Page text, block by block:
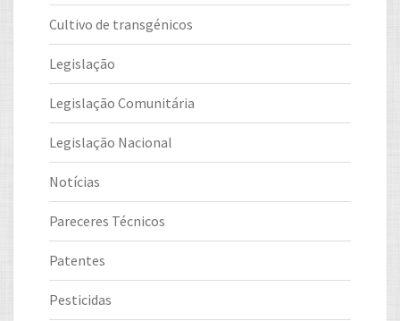
Cultivo de transgénicos
Legislação
Legislação Comunitária
Legislação Nacional
Notícias
Pareceres Técnicos
Patentes
Pesticidas